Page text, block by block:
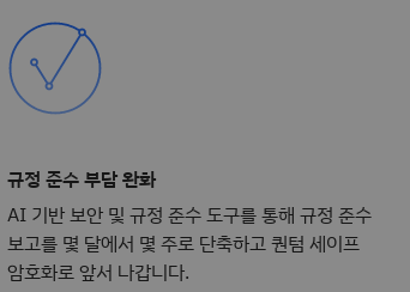
규정 준수 부담 완화
AI 기반 보안 및 규정 준수 도구를 통해 규정 준수
보고를 몇 달에서 몇 주로 단축하고 퀀텀 세이프
암호화로 앞서 나갑니다.